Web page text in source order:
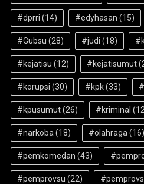
#dprri (14) #edyhasan (15)
#Gubsu (28) #judi (18)
#kejatisu (12) #kejatisumut
#korupsi (30) #kpk(33)
#kpusumut(26) #kriminal
#narkoba (18) #olahraga (16)
#pemkomedan (43)
#pemprovsu (22)